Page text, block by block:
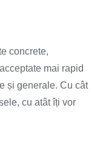
concrete,
mai rapid
și generale. Cu cât
cu atât îți vor